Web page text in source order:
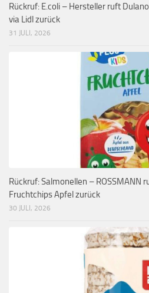
Rückruf: E.coli – Hersteller ruft
via Lidl zurück
31 JULI, 2026
Rückruf: Salmonellen – ROSSMANN
Fruchtchips Apfel zurück
30 JULI, 2026